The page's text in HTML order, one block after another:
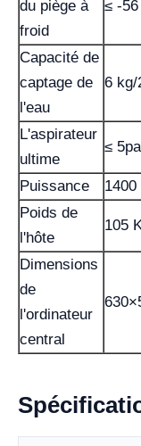
du piège à
froid
≤ -
Capacité de
captage de
l'eau
6 kg/
L'aspirateur
ultime
≤
Puissance
1400
Poids de
l'hôte
105
Dimensions
de
l'ordinateur
central